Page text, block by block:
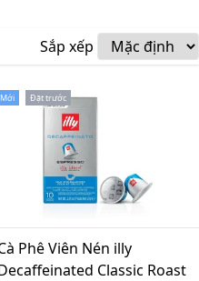
Sắp xếp
Mới Đặt trước
Phê Viên Nén illy
Classic Roast